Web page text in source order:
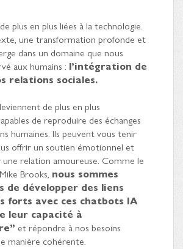
plus en plus liées à la technologie.
une transformation profonde et
dans un domaine que nous
aux humains : l’intégration de
relations sociales.
de plus en plus
de reproduire des échanges
humaines. Ils peuvent vous tenir
offrir un soutien émotionnel et
relation amoureuse. Comme le
Brooks, nous sommes
de développer des liens
forts avec ces chatbots IA
leur capacité à
et répondre à nos besoins
manière cohérente.